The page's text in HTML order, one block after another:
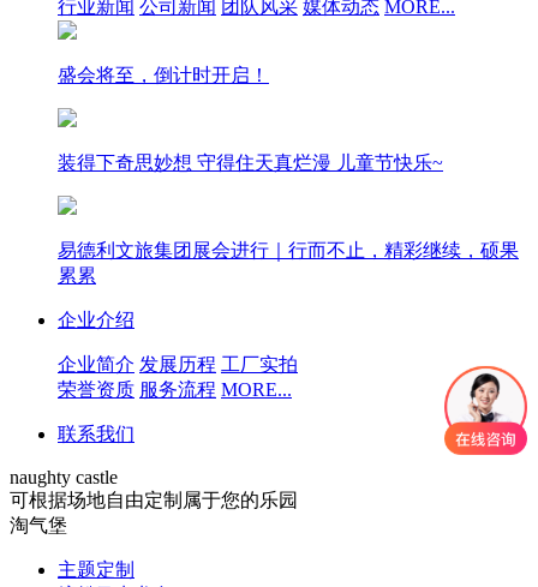
行业新闻 公司新闻 团队风采 媒体动态 MORE...
盛会将至，倒计时开启！
装得下奇思妙想 守得住天真烂漫 儿童节快乐~
易德利文旅集团展会进行｜行而不止，精彩继续，硕果
累累
企业介绍
企业简介 发展历程 工厂实拍
荣誉资质 服务流程 MORE...
联系我们
naughty castle
可根据场地自由定制属于您的乐园
淘气堡
主题定制